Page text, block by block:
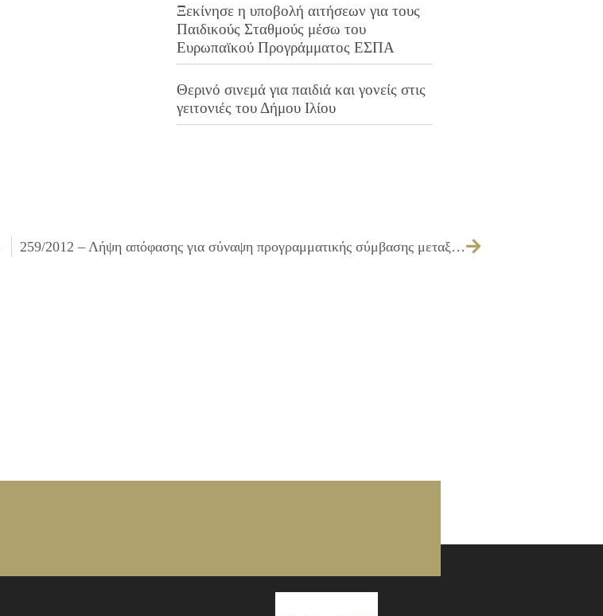
Ξεκίνησε η υποβολή αιτήσεων για τους
Παιδικούς Σταθμούς μέσω του
Ευρωπαϊκού Προγράμματος ΕΣΠΑ
Θερινό σινεμά για παιδιά και γονείς στις
γειτονιές του Δήμου Ιλίου
259/2012 – Λήψη απόφασης για σύναψη προγραμματικής σύμβασης μεταξύ ΔΗΜΟΥ ΙΛΙΟΥ – ΔΗ.ΚΕ.Π.Α.Κ.Α – ΙΛΙΟΝ ΚΟΙΝΩΝΙΚΗ ΣΥΝ-ΕΡΓΑΣΙΑ ΚΟΙΝ.Σ.ΕΠ.